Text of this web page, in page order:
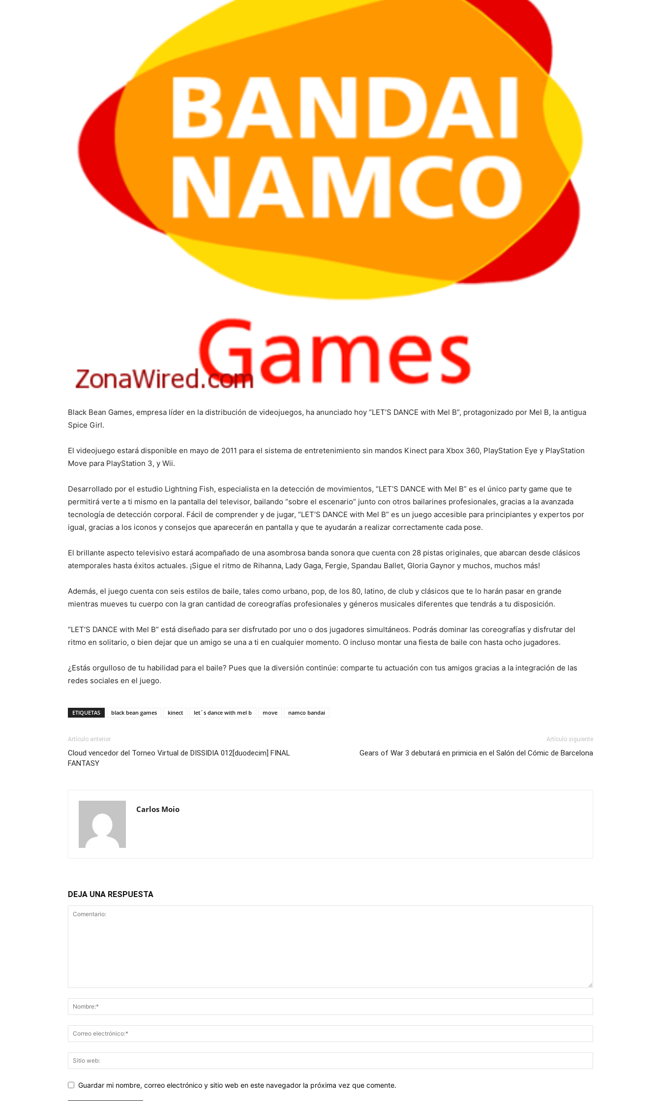
Black Bean Games, empresa líder en la distribución de videojuegos, ha anunciado hoy “LET’S DANCE with Mel B”, protagonizado por Mel B, la antigua
Spice Girl.
El videojuego estará disponible en mayo de 2011 para el sistema de entretenimiento sin mandos Kinect para Xbox 360, PlayStation Eye y PlayStation
Move para PlayStation 3, y Wii.
Desarrollado por el estudio Lightning Fish, especialista en la detección de movimientos, “LET’S DANCE with Mel B” es el único party game que te
permitirá verte a ti mismo en la pantalla del televisor, bailando “sobre el escenario” junto con otros bailarines profesionales, gracias a la avanzada
tecnología de detección corporal. Fácil de comprender y de jugar, “LET’S DANCE with Mel B” es un juego accesible para principiantes y expertos por
igual, gracias a los iconos y consejos que aparecerán en pantalla y que te ayudarán a realizar correctamente cada pose.
El brillante aspecto televisivo estará acompañado de una asombrosa banda sonora que cuenta con 28 pistas originales, que abarcan desde clásicos
atemporales hasta éxitos actuales. ¡Sigue el ritmo de Rihanna, Lady Gaga, Fergie, Spandau Ballet, Gloria Gaynor y muchos, muchos más!
Además, el juego cuenta con seis estilos de baile, tales como urbano, pop, de los 80, latino, de club y clásicos que te lo harán pasar en grande
mientras mueves tu cuerpo con la gran cantidad de coreografías profesionales y géneros musicales diferentes que tendrás a tu disposición.
“LET’S DANCE with Mel B” está diseñado para ser disfrutado por uno o dos jugadores simultáneos. Podrás dominar las coreografías y disfrutar del
ritmo en solitario, o bien dejar que un amigo se una a ti en cualquier momento. O incluso montar una fiesta de baile con hasta ocho jugadores.
¿Estás orgulloso de tu habilidad para el baile? Pues que la diversión continúe: comparte tu actuación con tus amigos gracias a la integración de las
redes sociales en el juego.
ETIQUETAS black bean games kinect let´s dance with mel b move namco bandai
Artículo anterior
Cloud vencedor del Torneo Virtual de DISSIDIA 012[duodecim] FINAL
FANTASY
Artículo siguiente
Gears of War 3 debutará en primicia en el Salón del Cómic de Barcelona
Carlos Moio
DEJA UNA RESPUESTA
Guardar mi nombre, correo electrónico y sitio web en este navegador la próxima vez que comente.